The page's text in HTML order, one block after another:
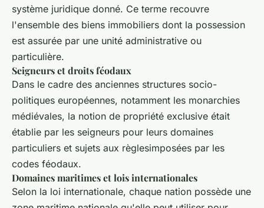
système juridique donné. Ce terme recouvre
l'ensemble des biens immobiliers dont la possession
est assurée par une unité administrative ou
particulière.
Seigneurs et droits féodaux
Dans le cadre des anciennes structures socio-
politiques européennes, notamment les monarchies
médiévales, la notion de propriété exclusive était
établie par les seigneurs pour leurs domaines
particuliers et sujets aux règlesimposées par les
codes féodaux.
Domaines maritimes et lois internationales
Selon la loi internationale, chaque nation possède une